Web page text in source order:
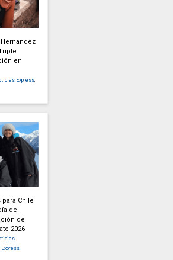
Hernandez
en
Express
Chile
del
de
2026